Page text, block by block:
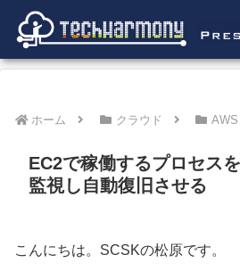
ホーム クラウド AWS
EC2で稼働するプロセス
監視し自動復旧させる
こんにちは。SCSKの松原です。